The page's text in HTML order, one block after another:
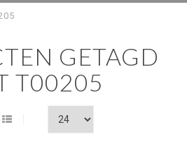
GETAGD
T00205